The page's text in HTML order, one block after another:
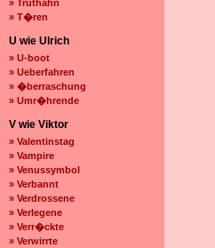
» Truthahn
» T�ren
U wie Ulrich
» U-boot
» Ueberfahren
» �berraschung
» Umr�hrende
V wie Viktor
» Valentinstag
» Vampire
» Venussymbol
» Verbannt
» Verdrossene
» Verlegene
» Verr�ckte
» Verwirrte